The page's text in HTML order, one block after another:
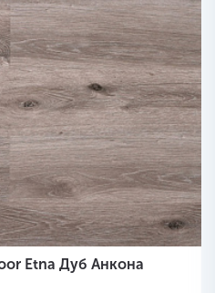
Etna Дуб Анкона